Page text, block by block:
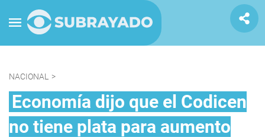
NACIONAL >
Economía dijo que el Codicen
no tiene plata para aumento